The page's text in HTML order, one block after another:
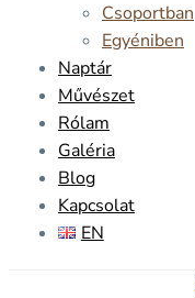
Csoportban
Egyéniben
Naptár
Művészet
Rólam
Galéria
Blog
Kapcsolat
EN